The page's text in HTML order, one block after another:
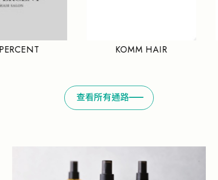
KOMM HAIR
查看所有通路